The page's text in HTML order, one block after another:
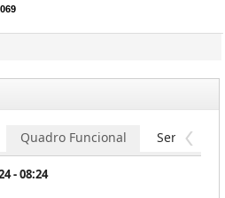
Quadro Funcional Servidores
- 08:24